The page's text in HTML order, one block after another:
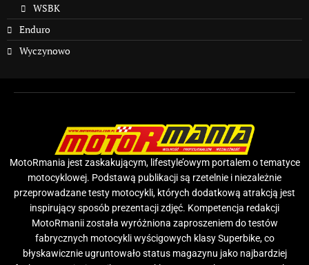
WSBK
Enduro
Wyczynowo
MotoRmania jest zaskakującym, lifestyle’owym portalem o tematyce
motocyklowej. Podstawą publikacji są rzetelnie i niezależnie
przeprowadzane testy motocykli, których dodatkową atrakcją jest
inspirujący sposób prezentacji zdjęć. Kompetencja redakcji
MotoRmanii została wyróżniona zaproszeniem do testów
fabrycznych motocykli wyścigowych klasy Superbike, co
błyskawicznie ugruntowało status magazynu jako najbardziej